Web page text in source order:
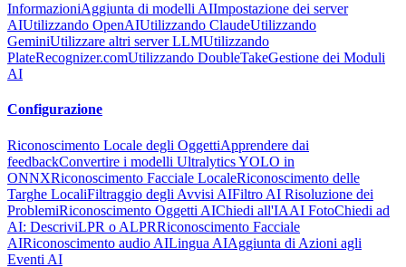
InformazioniAggiunta di modelli AIImpostazione dei server
AIUtilizzando OpenAIUtilizzando ClaudeUtilizzando
GeminiUtilizzare altri server LLMUtilizzando
PlateRecognizer.comUtilizzando DoubleTakeGestione dei Moduli
AI
Configurazione
Riconoscimento Locale degli OggettiApprendere dai
feedbackConvertire i modelli Ultralytics YOLO in
ONNXRiconoscimento Facciale LocaleRiconoscimento delle
Targhe LocaliFiltraggio degli Avvisi AIFiltro AI Risoluzione dei
ProblemiRiconoscimento Oggetti AIChiedi all'IAAI FotoChiedi ad
AI: DescriviLPR o ALPRRiconoscimento Facciale
AIRiconoscimento audio AILingua AIAggiunta di Azioni agli
Eventi AI